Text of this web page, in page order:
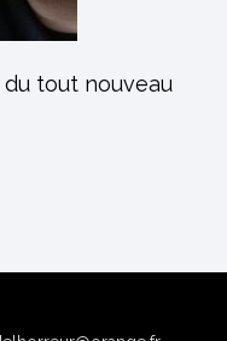
tout nouveau